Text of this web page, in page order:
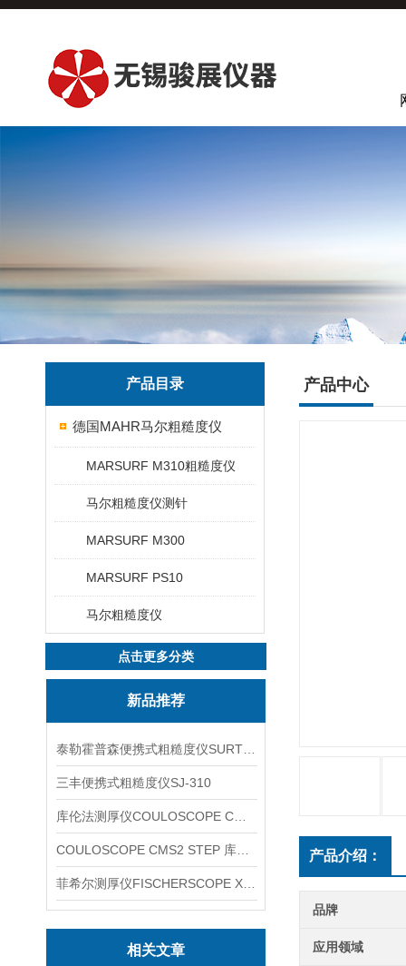
产品目录
德国MAHR马尔粗糙度仪
MARSURF M310粗糙度仪
马尔粗糙度仪测针
MARSURF M300
MARSURF PS10
马尔粗糙度仪
点击更多分类
新品推荐
三丰便携式粗糙度仪SJ-310
相关文章
产品中心
产品介绍：
品牌
应用领域